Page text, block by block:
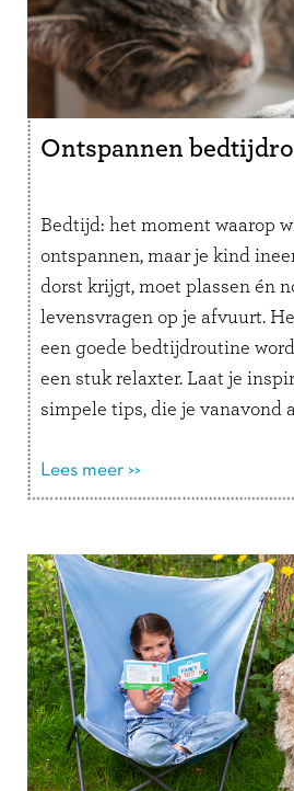
Ontspannen
Bedtijd: het moment waarop
ontspannen, maar je kind
dorst krijgt, moet plassen én
levensvragen op je afvuurt.
een goede bedtijdroutine
een stuk relaxter. Laat je
simpele tips, die je vanavond
Lees meer >>